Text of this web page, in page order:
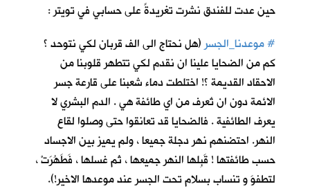
حين عدت للفندق نشرت تغريدةً على حسابي في تويتر :
#موعدنا_الجسر(هل نحتاج الى الف قربان لكي نتوحد ؟
كم من الضحايا علينا ان نقدم لكي تتطهر قلوبنا من
الاحقاد القديمة ؟! اختلطت دماء شعبنا على قارعة جسر
الائمة دون ان تُعرف من اي طائفة هي . الدم البشري لا
يعرف الطائفية . فالضحايا قد تعانقوا حتى وصلوا لقاع
النهر. احتضنهم نهر دجلة جميعا ، ولم يميز بين الاجساد
حسب طائفتها ! قَبِلها النهر جميعها ، ثم غسلها ، فَطَهُرَتْ ،
لتطفوَ و تنساب بسلام تحت الجسر عند موعدها الاخير!).